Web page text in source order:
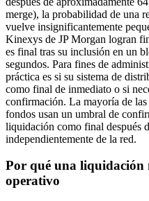
merge), la probabilidad de una
vuelve insignificantemente
Kinexys de JP Morgan logran
es final tras su inclusión en un
segundos. Para fines de
práctica es si su sistema de
como final de inmediato o si
confirmación. La mayoría de
fondos usan un umbral de
liquidación como final después
independientemente de la red.
Por qué una liquidación
operativo